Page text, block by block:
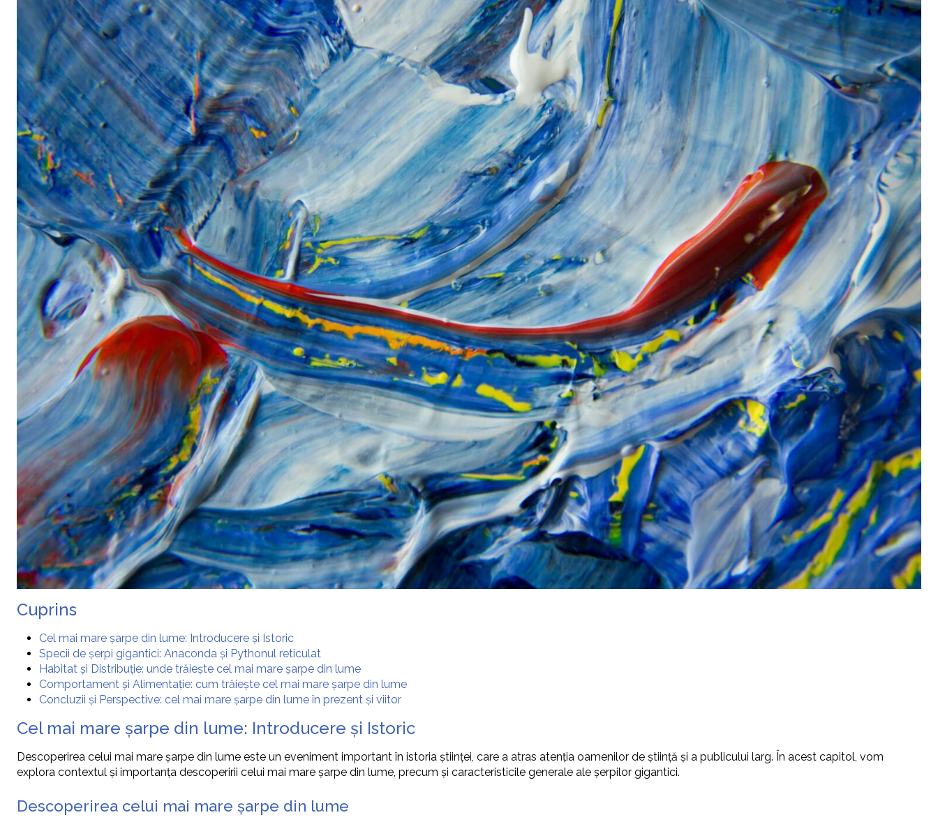
Cuprins
Cel mai mare șarpe din lume: Introducere și Istoric
Specii de șerpi gigantici: Anaconda și Pythonul reticulat
Habitat și Distribuție: unde trăiește cel mai mare șarpe din lume
Comportament și Alimentație: cum trăiește cel mai mare șarpe din lume
Concluzii și Perspective: cel mai mare șarpe din lume în prezent și viitor
Cel mai mare șarpe din lume: Introducere și Istoric
Descoperirea celui mai mare șarpe din lume este un eveniment important în istoria științei, care a atras atenția oamenilor de știință și a publicului larg. În acest capitol, vom
explora contextul și importanța descoperirii celui mai mare șarpe din lume, precum și caracteristicile generale ale șerpilor gigantici.
Descoperirea celui mai mare șarpe din lume